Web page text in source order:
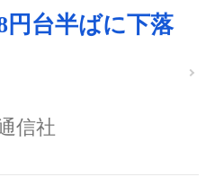
円台半ばに下落
信社